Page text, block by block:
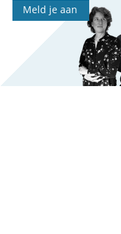
Meld je aan